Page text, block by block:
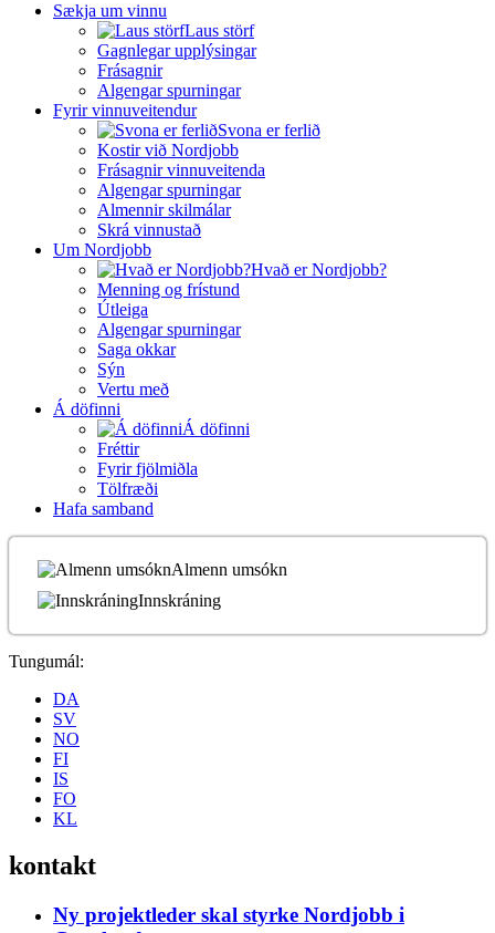
Sækja um vinnu
Laus störf
Gagnlegar upplýsingar
Frásagnir
Algengar spurningar
Fyrir vinnuveitendur
Svona er ferlið
Kostir við Nordjobb
Frásagnir vinnuveitenda
Algengar spurningar
Almennir skilmálar
Skrá vinnustað
Um Nordjobb
Hvað er Nordjobb?
Menning og frístund
Útleiga
Algengar spurningar
Saga okkar
Sýn
Vertu með
Á döfinni
Á döfinni
Fréttir
Fyrir fjölmiðla
Tölfræði
Hafa samband
Almenn umsókn
Innskráning
Tungumál:
DA
SV
NO
FI
IS
FO
KL
kontakt
Ny projektleder skal styrke Nordjobb i